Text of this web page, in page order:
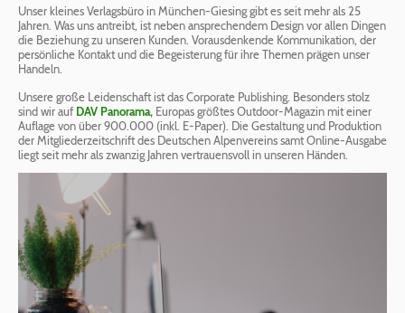
Unser kleines Verlagsbüro in München-Giesing gibt es seit mehr als 25
Jahren. Was uns antreibt, ist neben ansprechendem Design vor allen Dingen
die Beziehung zu unseren Kunden. Vorausdenkende Kommunikation, der
persönliche Kontakt und die Begeisterung für ihre Themen prägen unser
Handeln.
Unsere große Leidenschaft ist das Corporate Publishing. Besonders stolz
sind wir auf DAV Panorama, Europas größtes Outdoor-­Magazin mit einer
Auflage von über 900.000 (inkl. E-Paper). Die Gestaltung und Produktion
der Mitgliederzeitschrift des Deutschen Alpenvereins samt Online-Ausgabe
liegt seit mehr als zwanzig Jahren vertrauensvoll in unseren Händen.